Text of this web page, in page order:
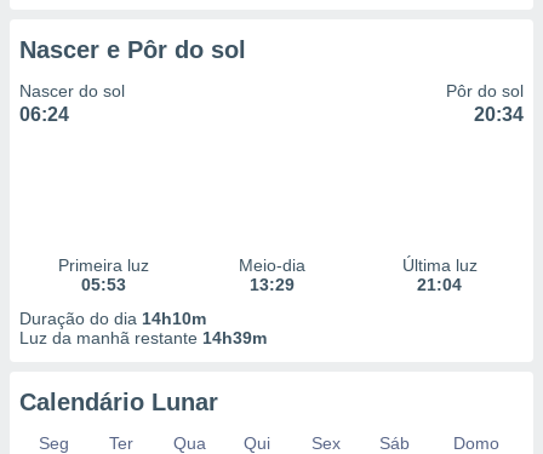
Nascer e Pôr do sol
Nascer do sol
06:24
Pôr do sol
20:34
Primeira luz
05:53
Meio-dia
13:29
Última luz
21:04
Duração do dia 14h10m
Luz da manhã restante 14h39m
Calendário Lunar
Seg Ter Qua Qui Sex Sáb
Domo